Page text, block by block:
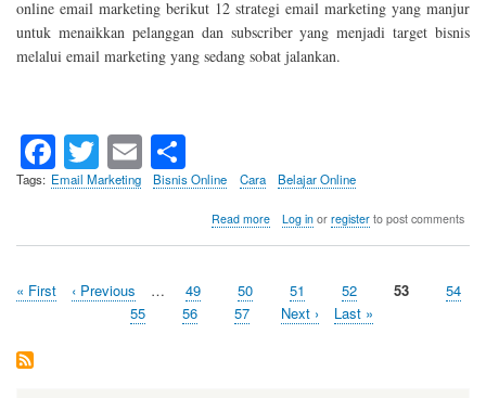
online email marketing berikut 12 strategi email marketing yang manjur
untuk menaikkan pelanggan dan subscriber yang menjadi target bisnis
melalui email marketing yang sedang sobat jalankan.
Fa
ce
ok
T
wi
r
E
m ha
re
Tags Email Marketing Bisnis Online Cara Belajar Online
Read moreabout
Marketing
Untuk
Mendapatkan
Log inor registerto post comments
Pagination
First
« First
Previous
‹ Previous … Page
49 Page
50 Page
51 Page
52
Current
53 Page
54
Page
55 Page
56 Page
57
Next
Next ›
Last
Last »